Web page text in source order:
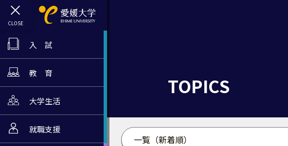
入 試
教 育
大学生活
就職支援
TOPICS
一覧（新着順）